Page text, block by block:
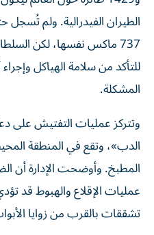
الطيران الفيدرالية. ولم
737 ماكس نفسها، لكن
للتأكد من سلامة الهياكل
المشكلة.
وتتركز عمليات التفتيش على
الدب»، وتقع في المنطقة
المطبخ. وأوضحت الإدارة أن
عمليات الإقلاع والهبوط قد
تشققات بالقرب من زوايا